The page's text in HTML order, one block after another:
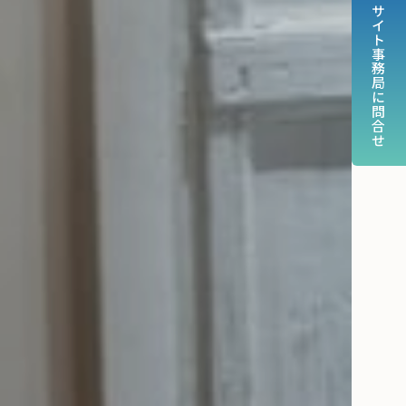
サイト事務局に問合せ